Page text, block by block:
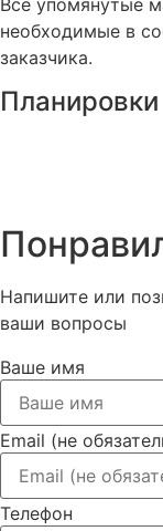
необходимые в
заказчика.
Планировки
Напишите или
ваши вопросы
Ваше имя
Email (не
Телефон